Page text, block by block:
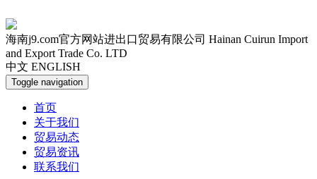
海南j9.com官方网站进出口贸易有限公司 Hainan Cuirun Import
and Export Trade Co. LTD
中文 ENGLISH
Toggle navigation
首页
关于我们
贸易动态
贸易资讯
联系我们